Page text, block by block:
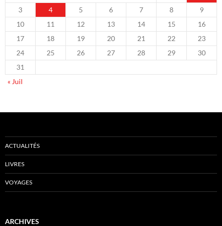
3
4 5 6 7 8
9
10
11 12 13 14 15
16
17
18 19 20 21 22
23
24
25 26 27 28 29
30
31
« Juil
ACTUALITÉS
LIVRES
VOYAGES
ARCHIVES